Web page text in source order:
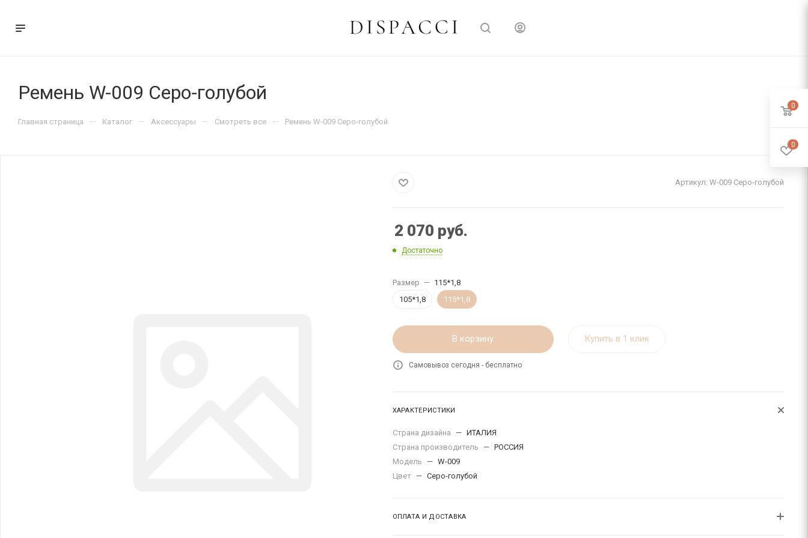
Ремень W-009 Серо-голубой
Главная страница — Каталог — Аксессуары — Смотреть все — Ремень W-009 Серо-голубой
Артикул: W-009 Серо-голубой
2 070 руб.
Достаточно
Размер — 115*1,8
105*1,8
115*1,8
В корзину Купить в 1 клик
Самовывоз сегодня - бесплатно
ХАРАКТЕРИСТИКИ
Страна дизайна — ИТАЛИЯ
Страна производитель
— РОССИЯ
Модель
— W-009
Цвет — Серо-голубой
ОПЛАТА И ДОСТАВКА
0
0